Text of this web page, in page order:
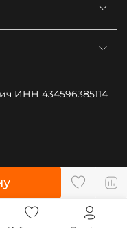
ИНН 434596385114
= "text/javascript";